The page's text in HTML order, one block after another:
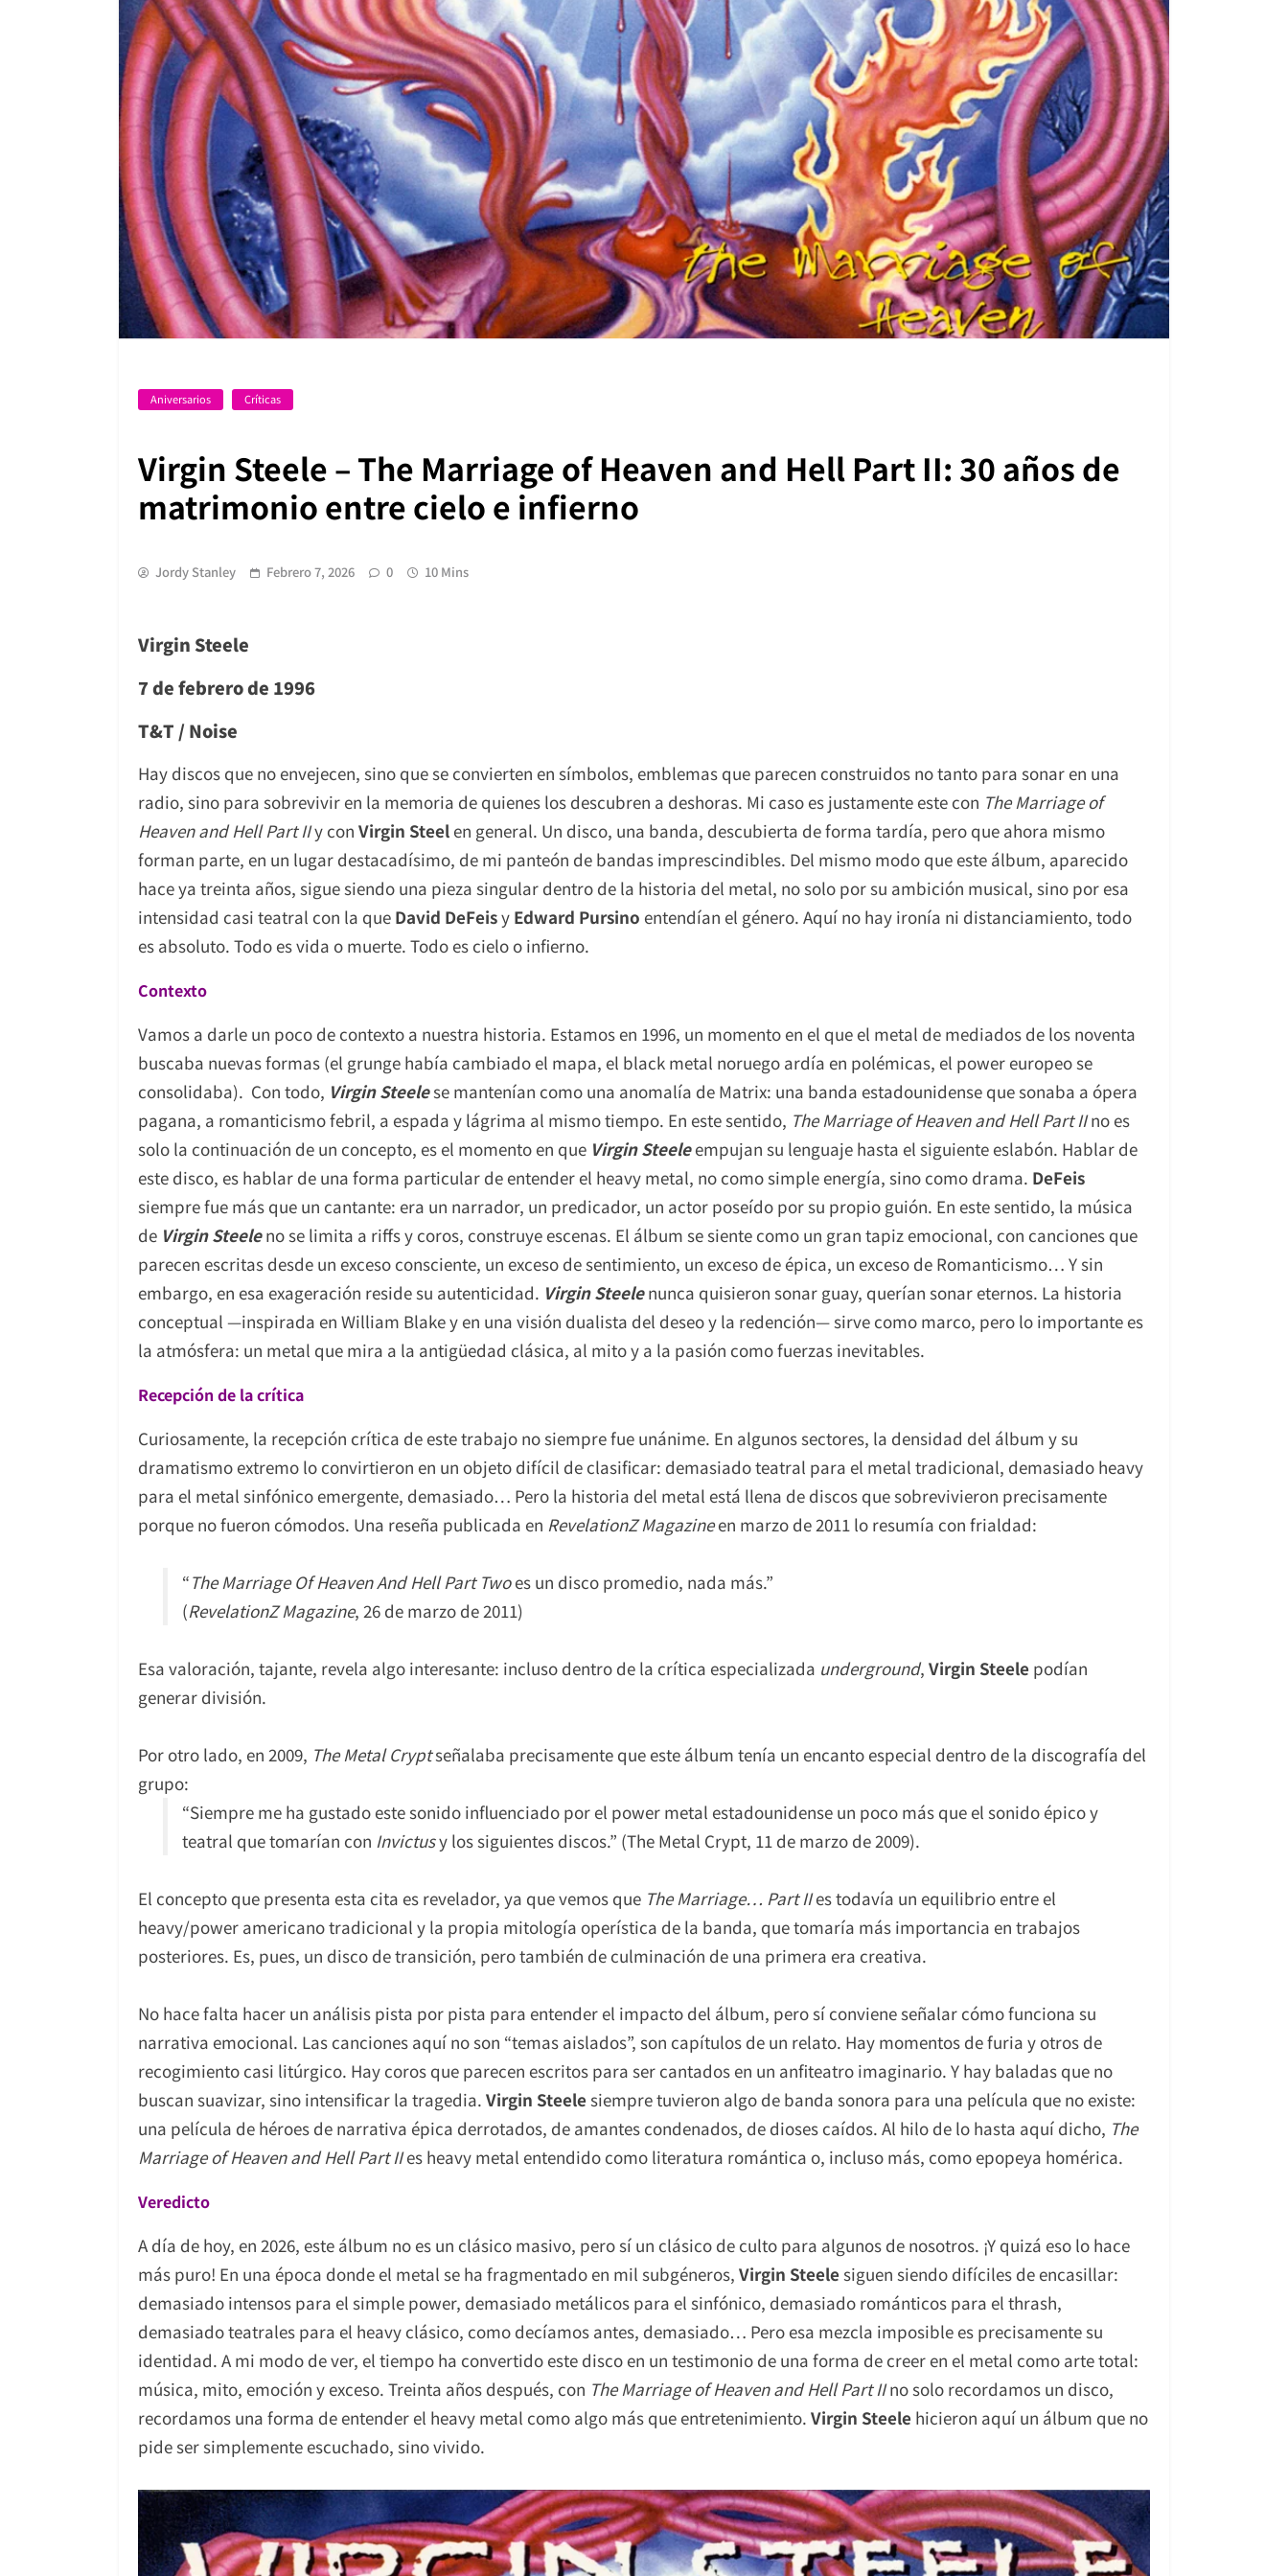
Aniversarios Críticas
Virgin Steele – The Marriage of Heaven and Hell Part II: 30 años de
matrimonio entre cielo e infierno
Jordy Stanley Febrero 7, 2026 0 10 Mins
Virgin Steele
7de febrero de 1996
T&T / Noise
Hay discos que no envejecen, sino que se convierten en símbolos, emblemas que parecen construidos no tanto para sonar en una
radio, sino para sobrevivir en la memoria de quienes los descubren a deshoras. Mi caso es justamente este con The Marriage of
Heaven and Hell Part IIy con Virgin Steel en general. Un disco, una banda, descubierta de forma tardía, pero que ahora mismo
forman parte, en un lugar destacadísimo, de mi panteón de bandas imprescindibles. Del mismo modo que este álbum, aparecido
hace ya treinta años, sigue siendo una pieza singular dentro de la historia del metal, no solo por su ambición musical, sino por esa
intensidad casi teatral con la que David DeFeisy Edward Pursino entendían el género. Aquí no hay ironía ni distanciamiento, todo
es absoluto. Todo es vida o muerte. Todo es cielo o infierno.
Contexto
Vamos a darle un poco de contexto a nuestra historia. Estamos en 1996, un momento en el que el metal de mediados de los noventa
buscaba nuevas formas (el grunge había cambiado el mapa, el black metal noruego ardía en polémicas, el power europeo se
consolidaba). Con todo, Virgin Steelese mantenían como una anomalía de Matrix: una banda estadounidense que sonaba a ópera
pagana, a romanticismo febril, a espada y lágrima al mismo tiempo. En este sentido, The Marriage of Heaven and Hell Part IIno es
solo la continuación de un concepto, es el momento en que Virgin Steeleempujan su lenguaje hasta el siguiente eslabón. Hablar de
este disco, es hablar de una forma particular de entender el heavy metal, no como simple energía, sino como drama. DeFeis
siempre fue más que un cantante: era un narrador, un predicador, un actor poseído por su propio guión. En este sentido, la música
de Virgin Steeleno se limita a riffs y coros, construye escenas. El álbum se siente como un gran tapiz emocional, con canciones que
parecen escritas desde un exceso consciente, un exceso de sentimiento, un exceso de épica, un exceso de Romanticismo… Y sin
embargo, en esa exageración reside su autenticidad. Virgin Steelenunca quisieron sonar guay, querían sonar eternos. La historia
conceptual —inspirada en William Blake y en una visión dualista del deseo y la redención— sirve como marco, pero lo importante es
la atmósfera: un metal que mira a la antigüedad clásica, al mito y a la pasión como fuerzas inevitables.
Recepción de la crítica
Curiosamente, la recepción crítica de este trabajo no siempre fue unánime. En algunos sectores, la densidad del álbum y su
dramatismo extremo lo convirtieron en un objeto difícil de clasificar: demasiado teatral para el metal tradicional, demasiado heavy
para el metal sinfónico emergente, demasiado… Pero la historia del metal está llena de discos que sobrevivieron precisamente
porque no fueron cómodos. Una reseña publicada en RevelationZ Magazineen marzo de 2011 lo resumía con frialdad:
“The Marriage Of Heaven And Hell Part Twoes un disco promedio, nada más.”
(RevelationZ Magazine, 26 de marzo de 2011)
Esa valoración, tajante, revela algo interesante: incluso dentro de la crítica especializada underground, Virgin Steele podían
generar división.
Por otro lado, en 2009, The Metal Cryptseñalaba precisamente que este álbum tenía un encanto especial dentro de la discografía del
grupo:
“Siempre me ha gustado este sonido influenciado por el power metal estadounidense un poco más que el sonido épico y
teatral que tomarían con Invictusy los siguientes discos.” (The Metal Crypt, 11 de marzo de 2009).
El concepto que presenta esta cita es revelador, ya que vemos que The Marriage… Part IIes todavía un equilibrio entre el
heavy/power americano tradicional y la propia mitología operística de la banda, que tomaría más importancia en trabajos
posteriores. Es, pues, un disco de transición, pero también de culminación de una primera era creativa.
No hace falta hacer un análisis pista por pista para entender el impacto del álbum, pero sí conviene señalar cómo funciona su
narrativa emocional. Las canciones aquí no son “temas aislados”, son capítulos de un relato. Hay momentos de furia y otros de
recogimiento casi litúrgico. Hay coros que parecen escritos para ser cantados en un anfiteatro imaginario. Y hay baladas que no
buscan suavizar, sino intensificar la tragedia. Virgin Steelesiempre tuvieron algo de banda sonora para una película que no existe:
una película de héroes de narrativa épica derrotados, de amantes condenados, de dioses caídos. Al hilo de lo hasta aquí dicho, The
Marriage of Heaven and Hell Part IIes heavy metal entendido como literatura romántica o, incluso más, como epopeya homérica.
Veredicto
A día de hoy, en 2026, este álbum no es un clásico masivo, pero sí un clásico de culto para algunos de nosotros. ¡Y quizá eso lo hace
más puro! En una época donde el metal se ha fragmentado en mil subgéneros, Virgin Steelesiguen siendo difíciles de encasillar:
demasiado intensos para el simple power, demasiado metálicos para el sinfónico, demasiado románticos para el thrash,
demasiado teatrales para el heavy clásico, como decíamos antes, demasiado… Pero esa mezcla imposible es precisamente su
identidad. A mi modo de ver, el tiempo ha convertido este disco en un testimonio de una forma de creer en el metal como arte total:
música, mito, emoción y exceso. Treinta años después, con The Marriage of Heaven and Hell Part IIno solo recordamos un disco,
recordamos una forma de entender el heavy metal como algo más que entretenimiento. Virgin Steele hicieron aquí un álbum que no
pide ser simplemente escuchado, sino vivido.